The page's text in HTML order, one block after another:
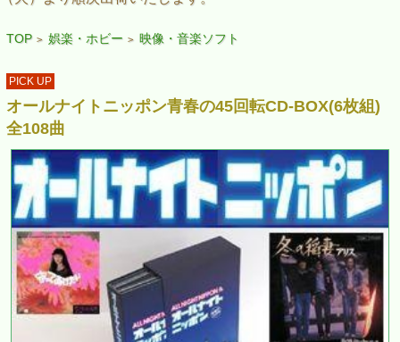
TOP > 娯楽・ホビー > 映像・音楽ソフト
PICK UP
オールナイトニッポン青春の45回転CD-BOX(6枚組)
全108曲